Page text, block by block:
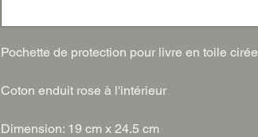
Pochette de protection pour livre en toile cirée
Coton enduit rose à l'intérieur
Dimension: 19 cm x 24.5 cm